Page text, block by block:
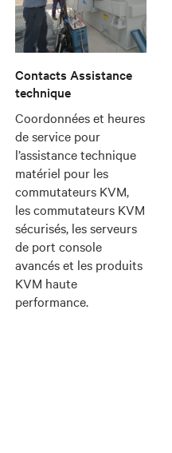
Contacts Assistance
technique
Coordonnées et heures
de service pour
l’assistance technique
matériel pour les
commutateurs KVM,
les commutateurs KVM
sécurisés, les serveurs
de port console
avancés et les produits
KVM haute
performance.